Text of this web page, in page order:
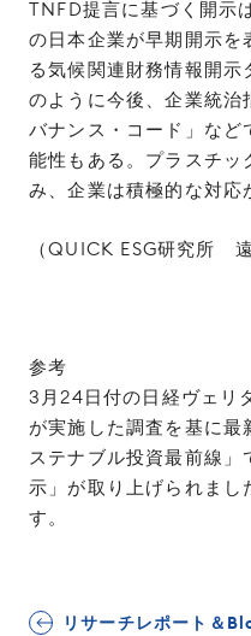
TNFD提言に基づく開示
の日本企業が早期開示を
る気候関連財務情報開
のように今後、企業統
バナンス・コード」な
能性もある。プラスチッ
み、企業は積極的な対応
（QUICK ESG研究所 遠
参考
3月24日付の日経ヴェリ
が実施した調査を基に
ステナブル投資最前線」
示」が取り上げられまし
す。
リサーチレポート＆